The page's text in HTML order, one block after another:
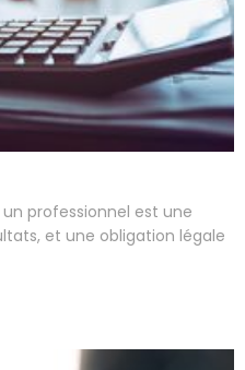
professionnel est une
et une obligation légale